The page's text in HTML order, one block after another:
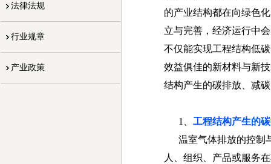
法律法规
行业规章
产业政策
的产业结构都在向绿色
立与完善，经济运行中
不仅能实现工程结构低
效益俱佳的新材料与新
结构产生的碳排放、减
1、 工程结构产生的
温室气体排放的控制
人、组织、产品或服务